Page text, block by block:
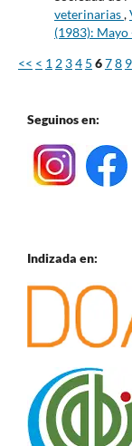
veterinarias,
(1983):
<< < 1 2 34 5 678 9
Seguinos en:
Indizada en: